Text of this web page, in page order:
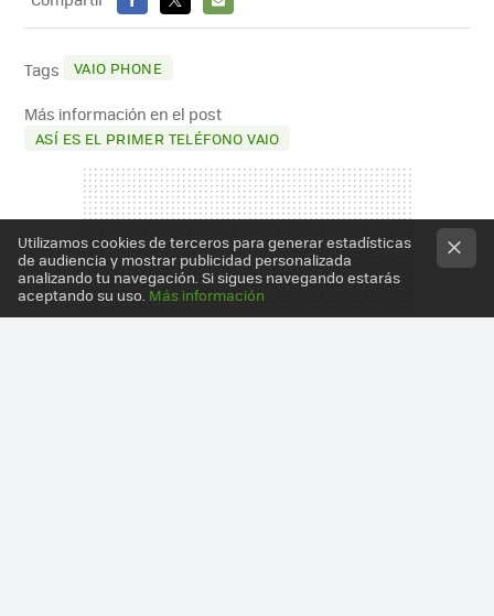
FACEBOOK
X
E-
Tags VAIO PHONE
Más información en el post
ASÍ ES EL PRIMER TELÉFONO VAIO
Utilizamos cookies de terceros para generar estadísticas
de audiencia y mostrar publicidad personalizada
analizando tu navegación. Si sigues navegando estarás
aceptando su uso. Más información